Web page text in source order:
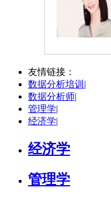
友情链接：
数据分析培训 |
数据分析师|
管理学|
经济学|
经济学
管理学